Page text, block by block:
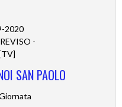
2020
-
SAN PAOLO